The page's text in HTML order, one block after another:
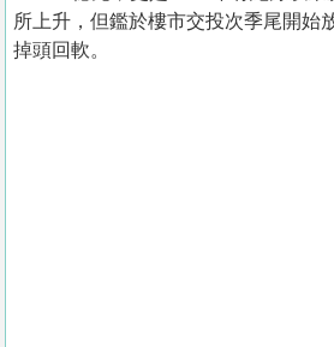
所上升，但鑑於樓市交投次季尾開始
掉頭回軟。